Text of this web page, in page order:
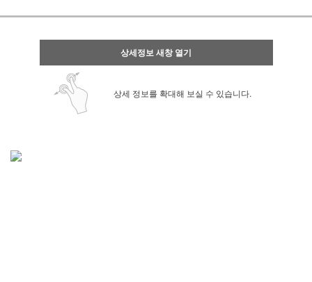
상세정보 새창 열기
상세 정보를 확대해 보실 수 있습니다.